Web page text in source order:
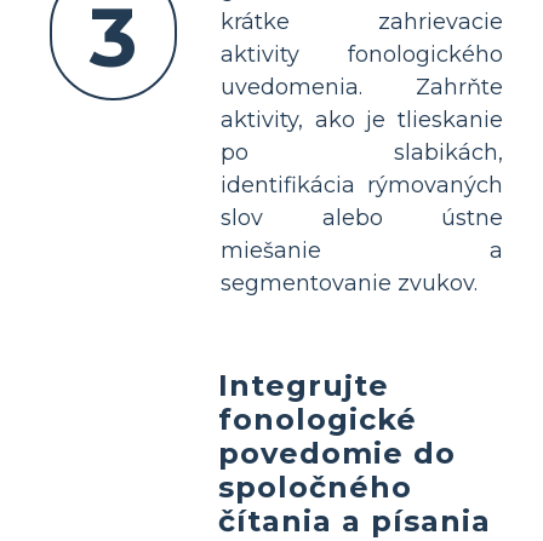
3
krátke zahrievacie
aktivity fonologického
uvedomenia. Zahrňte
aktivity, ako je tlieskanie
po slabikách,
identifikácia rýmovaných
slov alebo ústne
miešanie a
segmentovanie zvukov.
Integrujte
fonologické
povedomie do
spoločného
čítania a písania